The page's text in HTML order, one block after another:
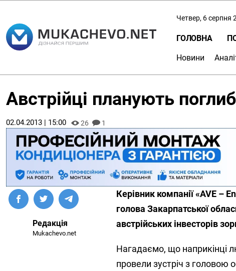
Четвер, 6 серпня
ГОЛОВНА
Новини
Австрійці планують
02.04.2013 | 15:00 26 1
Редакція
Mukachevo.net
Керівник компанії «AVE –
голова Закарпатської
австрійських інвесторів
Нагадаємо, що наприкінці
провели зустріч з головою